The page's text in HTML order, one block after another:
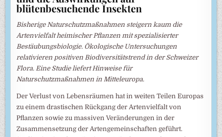
blütenbesuchende Insekten
Bisherige Naturschutzmaßnahmen steigern kaum die
Artenvielfalt heimischer Pflanzen mit spezialisierter
Bestäubungsbiologie. Ökologische Untersuchungen
relativieren positiven Biodiversitätstrend in der Schweizer
Flora. Eine Studie liefert Hinweise für
Naturschutzmaßnahmen in Mitteleuropa.
Der Verlust von Lebensräumen hat in weiten Teilen Europas
zu einem drastischen Rückgang der Artenvielfalt von
Pflanzen sowie zu massiven Veränderungen in der
Zusammensetzung der Artengemeinschaften geführt.